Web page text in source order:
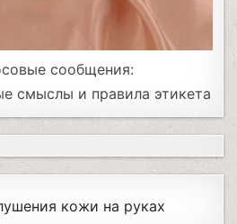
сообщения:
смыслы и правила этикета
кожи на руках